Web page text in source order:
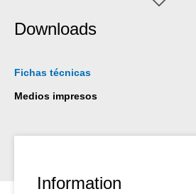
Downloads
Fichas técnicas
Medios impresos
Information